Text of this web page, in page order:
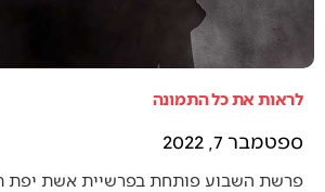
לראות את כל התמונה
ספטמבר 7, 2022
פרשת השבוע פותחת בפרשיית אשת יפת